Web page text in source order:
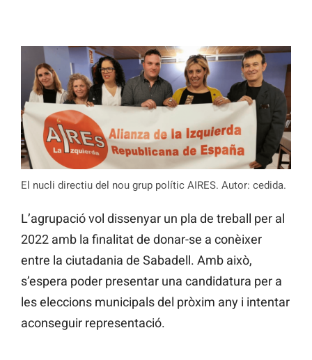
El nucli directiu del nou grup polític AIRES. Autor: cedida.
L’agrupació vol dissenyar un pla de treball per al
2022 amb la finalitat de donar-se a conèixer
entre la ciutadania de Sabadell. Amb això,
s’espera poder presentar una candidatura per a
les eleccions municipals del pròxim any i intentar
aconseguir representació.